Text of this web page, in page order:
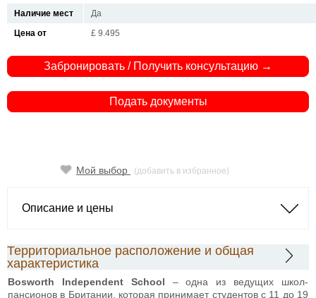
Наличие мест
Да
Цена от
£ 9.495
Забронировать / Получить консультацию →
Подать документы
Мой выбор (добавить в избранное)
Описание и цены
Территориальное расположение и общая
характеристика
Bosworth Independent School – одна из ведущих школ-
пансионов в Британии, которая принимает студентов с 11 до 19